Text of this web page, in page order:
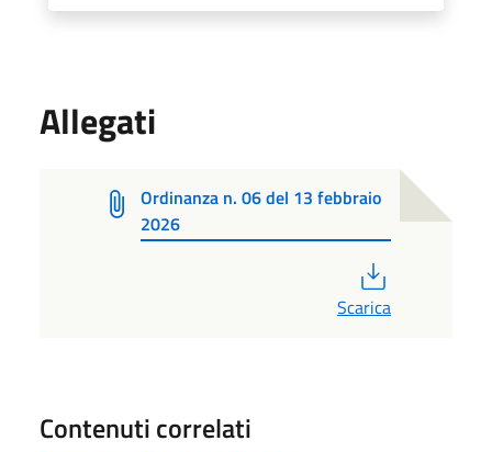
Allegati
Ordinanza n. 06 del 13 febbraio
2026
Scarica
Contenuti correlati